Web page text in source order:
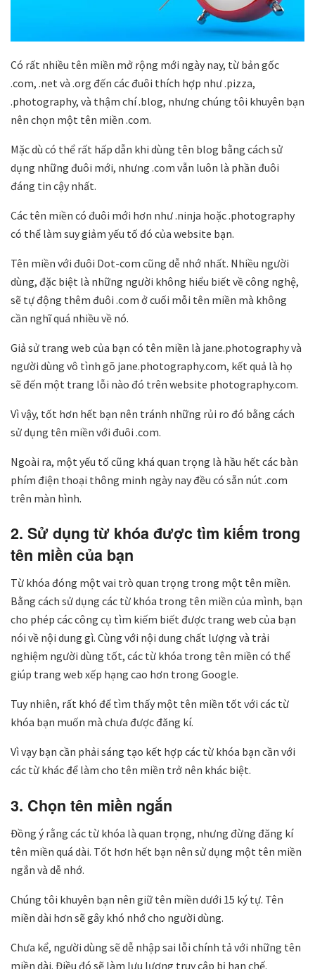
Có rất nhiều tên miền mở rộng mới ngày nay, từ bản gốc
.com, .net và .org đến các đuôi thích hợp như .pizza,
.photography, và thậm chí .blog, nhưng chúng tôi khuyên bạn
nên chọn một tên miền .com.
Mặc dù có thể rất hấp dẫn khi dùng tên blog bằng cách sử
dụng những đuôi mới, nhưng .com vẫn luôn là phần đuôi
đáng tin cậy nhất.
Các tên miền có đuôi mới hơn như .ninja hoặc .photography
có thể làm suy giảm yếu tố đó của website bạn.
Tên miền với đuôi Dot-com cũng dễ nhớ nhất. Nhiều người
dùng, đặc biệt là những người không hiểu biết về công nghệ,
sẽ tự động thêm đuôi .com ở cuối mỗi tên miền mà không
cần nghĩ quá nhiều về nó.
Giả sử trang web của bạn có tên miền là jane.photography và
người dùng vô tình gõ jane.photography.com, kết quả là họ
sẽ đến một trang lỗi nào đó trên website photography.com.
Vì vậy, tốt hơn hết bạn nên tránh những rủi ro đó bằng cách
sử dụng tên miền với đuôi .com.
Ngoài ra, một yếu tố cũng khá quan trọng là hầu hết các bàn
phím điện thoại thông minh ngày nay đều có sẵn nút .com
trên màn hình.
2. Sử dụng từ khóa được tìm kiếm trong
tên miền của bạn
Từ khóa đóng một vai trò quan trọng trong một tên miền.
Bằng cách sử dụng các từ khóa trong tên miền của mình, bạn
cho phép các công cụ tìm kiếm biết được trang web của bạn
nói về nội dung gì. Cùng với nội dung chất lượng và trải
nghiệm người dùng tốt, các từ khóa trong tên miền có thể
giúp trang web xếp hạng cao hơn trong Google.
Tuy nhiên, rất khó để tìm thấy một tên miền tốt với các từ
khóa bạn muốn mà chưa được đăng kí.
Vì vạy bạn cần phải sáng tạo kết hợp các từ khóa bạn cần với
các từ khác để làm cho tên miền trở nên khác biệt.
3. Chọn tên miền ngắn
Đồng ý rằng các từ khóa là quan trọng, nhưng đừng đăng kí
tên miền quá dài. Tốt hơn hết bạn nên sử dụng một tên miền
ngắn và dễ nhớ.
Chúng tôi khuyên bạn nên giữ tên miền dưới 15 ký tự. Tên
miền dài hơn sẽ gây khó nhớ cho người dùng.
Chưa kể, người dùng sẽ dễ nhập sai lỗi chính tả với những tên
miền dài. Điều đó sẽ làm lưu lượng truy cập bị hạn chế.